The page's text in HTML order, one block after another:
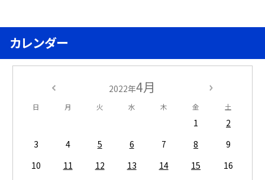
カレンダー
2022年4月
日 月 火 水 木 金 土
1
2
3
4 5 6 7 8
9
10
11 12 13 14 15
16